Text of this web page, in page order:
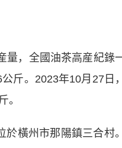
，全國油茶高産紀錄
斤。2023年10月27日，
。
橫州市那陽鎮三合村。